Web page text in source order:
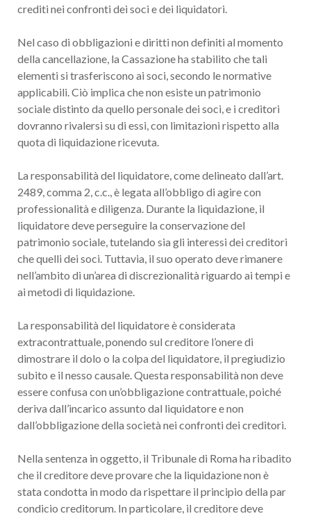
crediti nei confronti dei soci e dei liquidatori.
Nel caso di obbligazioni e diritti non definiti al momento
della cancellazione, la Cassazione ha stabilito che tali
elementi si trasferiscono ai soci, secondo le normative
applicabili. Ciò implica che non esiste un patrimonio
sociale distinto da quello personale dei soci, e i creditori
dovranno rivalersi su di essi, con limitazioni rispetto alla
quota di liquidazione ricevuta.
La responsabilità del liquidatore, come delineato dall’art.
2489, comma 2, c.c., è legata all’obbligo di agire con
professionalità e diligenza. Durante la liquidazione, il
liquidatore deve perseguire la conservazione del
patrimonio sociale, tutelando sia gli interessi dei creditori
che quelli dei soci. Tuttavia, il suo operato deve rimanere
nell’ambito di un’area di discrezionalità riguardo ai tempi e
ai metodi di liquidazione.
La responsabilità del liquidatore è considerata
extracontrattuale, ponendo sul creditore l’onere di
dimostrare il dolo o la colpa del liquidatore, il pregiudizio
subito e il nesso causale. Questa responsabilità non deve
essere confusa con un’obbligazione contrattuale, poiché
deriva dall’incarico assunto dal liquidatore e non
dall’obbligazione della società nei confronti dei creditori.
Nella sentenza in oggetto, il Tribunale di Roma ha ribadito
che il creditore deve provare che la liquidazione non è
stata condotta in modo da rispettare il principio della par
condicio creditorum. In particolare, il creditore deve